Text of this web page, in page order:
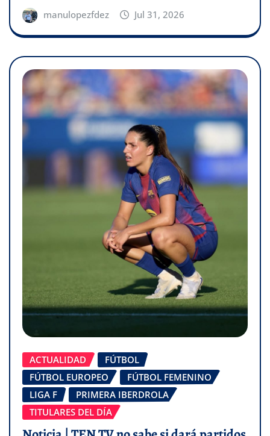
manulopezfdez Jul 31, 2026
ACTUALIDAD
FÚTBOL
FÚTBOL EUROPEO
FÚTBOL FEMENINO
LIGA F
PRIMERA IBERDROLA
TITULARES DEL DÍA